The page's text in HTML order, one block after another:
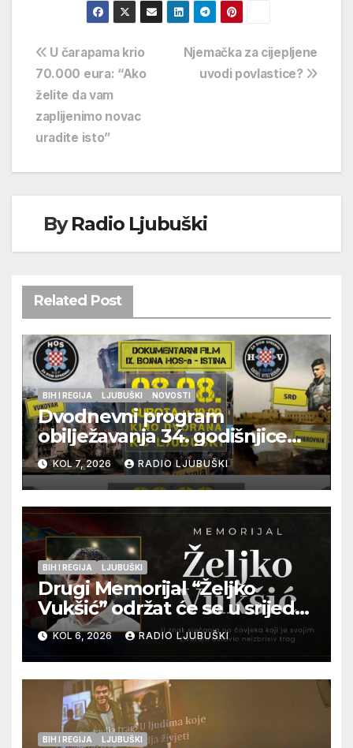
Navigacija
objava
Njemačka za cijepljene
uvodi povlastice?
U čarapama krio
70.000 eura: “Ako
želite da vam
zaplijenimo novac
uradite isto”
ByRadio Ljubuški
Related Post
BIH I REGIJA LJUBUŠKI NOVOSTI
Dvodnevni program
obilježavanja 34. godišnjice
pogibije generala Blaža
Kraljevića i osmorice
pripadnika HOS-a
KOL 7, 2026 RADIO LJUBUŠKI
BIH I REGIJA LJUBUŠKI
Drugi Memorijal “Željko
Vukšić” održat će se u srijedu
12. kolovoza u Otoku
KOL 6, 2026 RADIO LJUBUŠKI
BIH I REGIJA LJUBUŠKI